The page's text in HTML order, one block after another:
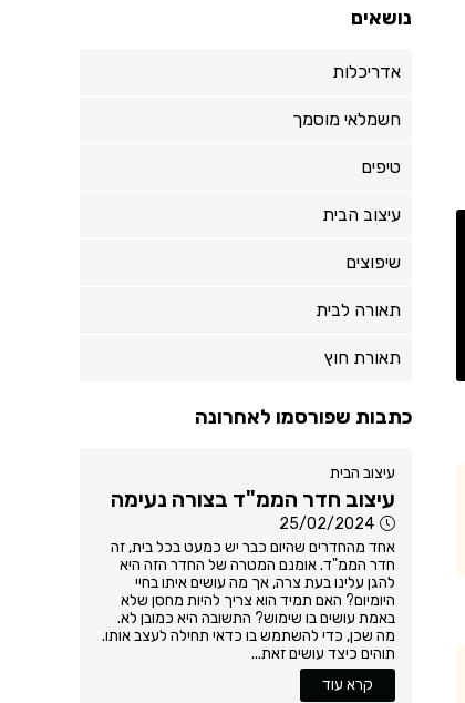
נושאים
אדריכלות
חשמלאי מוסמך
טיפים
עיצוב הבית
שיפוצים
תאורה לבית
תאורת חוץ
כתבות שפורסמו לאחרונה
עיצוב הבית
עיצוב חדר הממ"ד בצורה נעימה
25/02/2024
אחד מהחדרים שהיום כבר יש כמעט בכל בית, זה
חדר הממ"ד. אומנם המטרה של החדר הזה היא
להגן עלינו בעת צרה, אך מה עושים איתו בחיי
היומיום? האם תמיד הוא צריך להיות מחסן שלא
באמת עושים בו שימוש? התשובה היא כמובן לא.
מה שכן, כדי להשתמש בו כדאי תחילה לעצב אותו.
תוהים כיצד עושים זאת...
קרא עוד